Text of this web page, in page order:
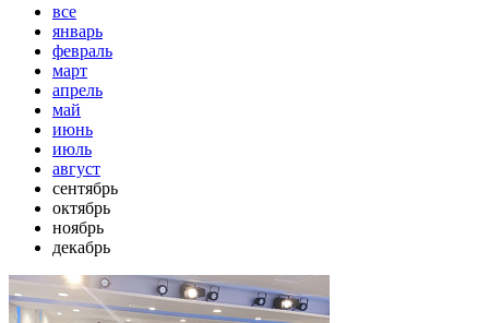
все
январь
февраль
март
апрель
май
июнь
июль
август
сентябрь
октябрь
ноябрь
декабрь